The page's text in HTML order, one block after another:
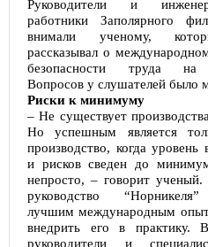
Руководители и
работники Заполярного
внимали ученому,
рассказывал о
безопасности труда на
Вопросов у слушателей было
Риски к минимуму
– Не существует
Но успешным является
производство, когда уровень
и рисков сведен до
непросто, – говорит
руководство
лучшим международным
внедрить его в практику.
руководители и